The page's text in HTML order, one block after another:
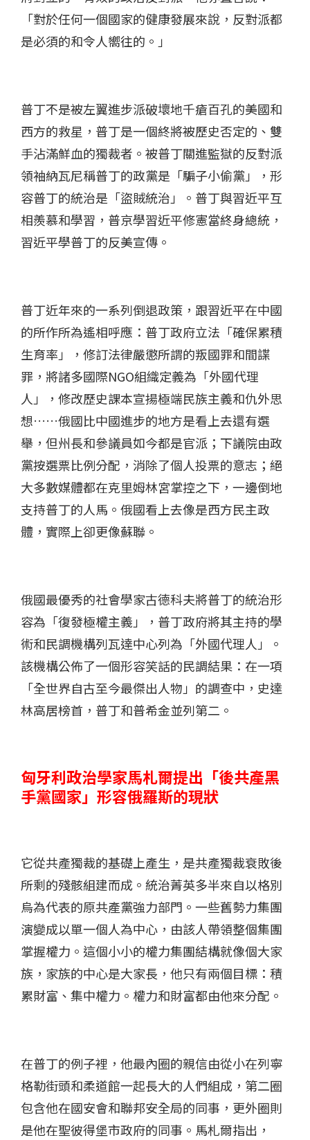
「對於任何一個國家的健康發展來說，反對派都
是必須的和令人嚮往的。」
普丁不是被左翼進步派破壞地千瘡百孔的美國和
西方的救星，普丁是一個終將被歷史否定的、雙
手沾滿鮮血的獨裁者。被普丁關進監獄的反對派
領袖納瓦尼稱普丁的政黨是「騙子小偷黨」，形
容普丁的統治是「盜賊統治」。普丁與習近平互
相羨慕和學習，普京學習近平修憲當終身總統，
習近平學普丁的反美宣傳。
普丁近年來的一系列倒退政策，跟習近平在中國
的所作所為遙相呼應：普丁政府立法「確保累積
生育率」，修訂法律嚴懲所謂的叛國罪和間諜
罪，將諸多國際NGO組織定義為「外國代理
人」，修改歷史課本宣揚極端民族主義和仇外思
想……俄國比中國進步的地方是看上去還有選
舉，但州長和參議員如今都是官派；下議院由政
黨按選票比例分配，消除了個人投票的意志；絕
大多數媒體都在克里姆林宮掌控之下，一邊倒地
支持普丁的人馬。俄國看上去像是西方民主政
體，實際上卻更像蘇聯。
俄國最優秀的社會學家古德科夫將普丁的統治形
容為「復發極權主義」，普丁政府將其主持的學
術和民調機構列瓦達中心列為「外國代理人」。
該機構公佈了一個形容笑話的民調結果：在一項
「全世界自古至今最傑出人物」的調查中，史達
林高居榜首，普丁和普希金並列第二。
匈牙利政治學家馬札爾提出「後共產黑
手黨國家」形容俄羅斯的現狀
它從共產獨裁的基礎上產生，是共產獨裁衰敗後
所剩的殘骸組建而成。統治菁英多半來自以格別
烏為代表的原共產黨強力部門。一些舊勢力集團
演變成以單一個人為中心，由該人帶領整個集團
掌握權力。這個小小的權力集團結構就像個大家
族，家族的中心是大家長，他只有兩個目標：積
累財富、集中權力。權力和財富都由他來分配。
在普丁的例子裡，他最內圈的親信由從小在列寧
格勒街頭和柔道館一起長大的人們組成，第二圈
包含他在國安會和聯邦安全局的同事，更外圈則
是他在聖彼得堡市政府的同事。馬札爾指出，